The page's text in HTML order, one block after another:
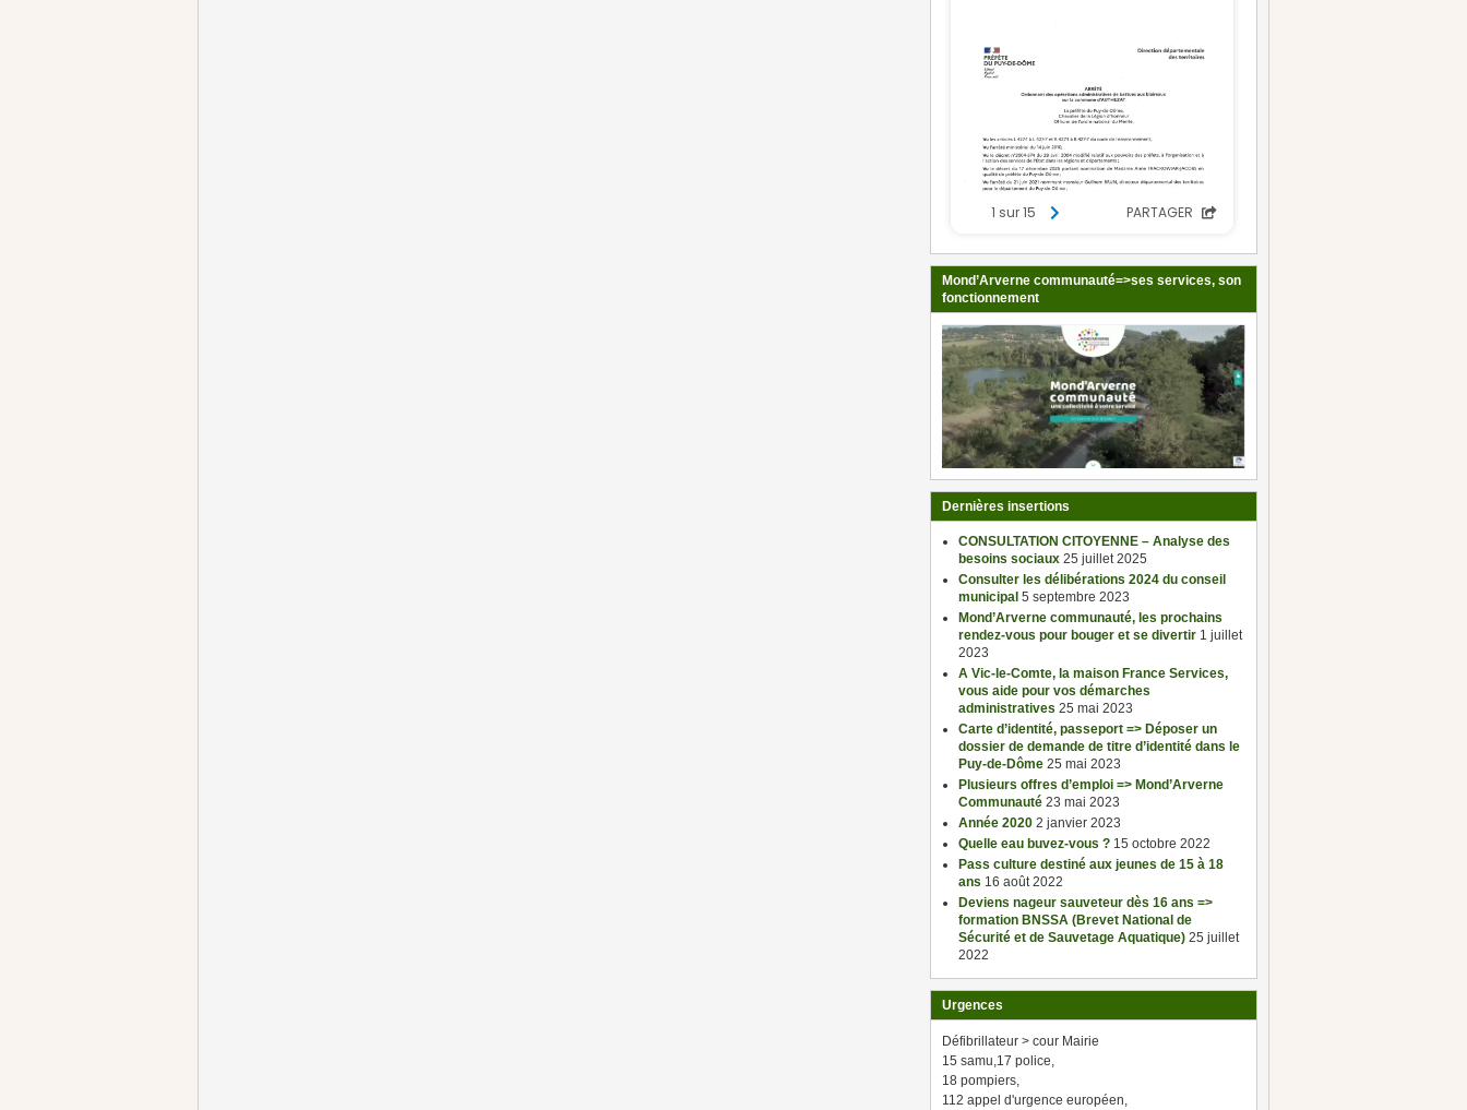
Mond’Arverne communauté=>ses services, son
fonctionnement
Dernières insertions
CONSULTATION CITOYENNE – Analyse des
besoins sociaux 25 juillet 2025
Consulter les délibérations 2024 du conseil
municipal 5 septembre 2023
Mond’Arverne communauté, les prochains
rendez-vous pour bouger et se divertir 1 juillet
2023
A Vic-le-Comte, la maison France Services,
vous aide pour vos démarches
administratives 25 mai 2023
Carte d’identité, passeport => Déposer un
dossier de demande de titre d’identité dans le
Puy-de-Dôme 25 mai 2023
Plusieurs offres d’emploi => Mond’Arverne
Communauté 23 mai 2023
Année 2020 2 janvier 2023
Quelle eau buvez-vous ? 15 octobre 2022
Pass culture destiné aux jeunes de 15 à 18
ans 16 août 2022
Deviens nageur sauveteur dès 16 ans =>
formation BNSSA (Brevet National de
Sécurité et de Sauvetage Aquatique) 25 juillet
2022
Urgences
Défibrillateur > cour Mairie
15 samu,17 police,
18 pompiers,
112 appel d'urgence européen,